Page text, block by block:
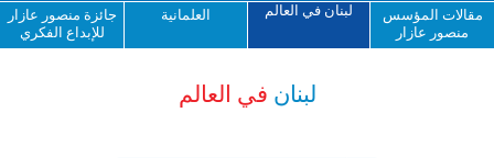
مقالات المؤسس
منصور عازار
لبنان في العالم العلمانية
جائزة منصور عازار
للإبداع الفكري
لبنان في العالم